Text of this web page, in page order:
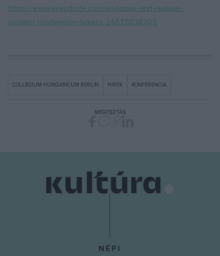
https://www.eventbrite.com/e/utopias-and-realities-
socialist-modernism-tickets-24675038705
COLLEGIUM HUNGARICUM BERLIN HÍREK KONFERENCIA
MEGOSZTÁS
NÉPI